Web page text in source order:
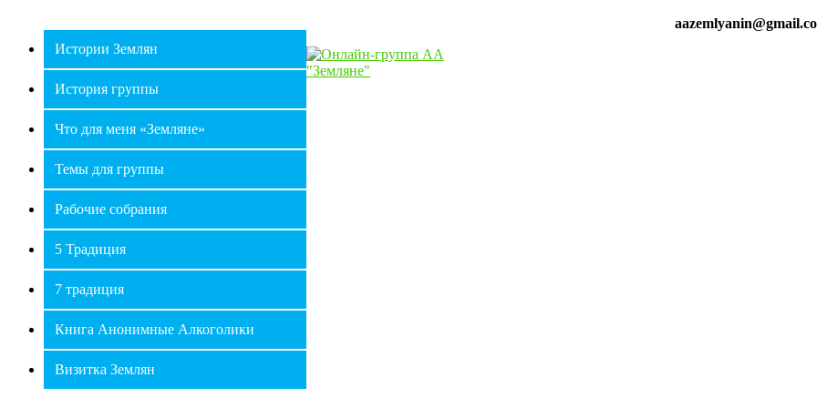
Истории Землян
История группы
Что для меня «Земляне»
Темы для группы
Рабочие собрания
5 Традиция
7 традиция
Книга Анонимные Алкоголики
Визитка Землян